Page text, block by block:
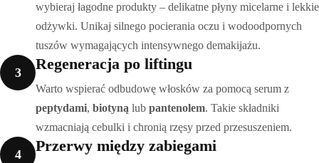
wybieraj łagodne produkty – delikatne płyny micelarne i lekkie
odżywki. Unikaj silnego pocierania oczu i wodoodpornych
tuszów wymagających intensywnego demakijażu.
3 Regeneracja po liftingu
Warto wspierać odbudowę włosków za pomocą serum z
peptydami, biotyną lub pantenolem. Takie składniki
wzmacniają cebulki i chronią rzęsy przed przesuszeniem.
4 Przerwy między zabiegami